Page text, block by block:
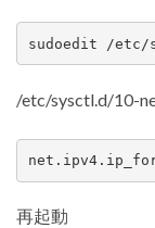
sudoedit /etc/
/etc/sysctl.d/10-
再起動